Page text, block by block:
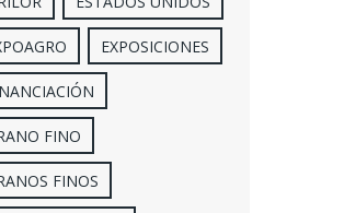
EXPOSICIONES
FINO
FINOS